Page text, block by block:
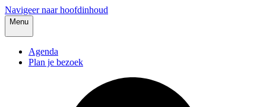
Navigeer naar hoofdinhoud
Menu
Agenda
Plan je bezoek